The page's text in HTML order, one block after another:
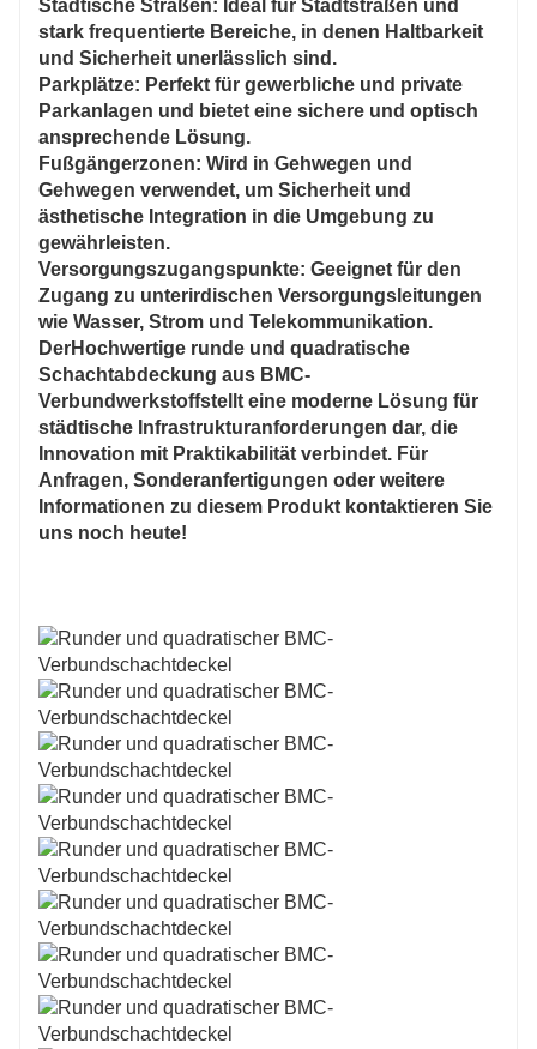
Städtische Straßen: Ideal für Stadtstraßen und
stark frequentierte Bereiche, in denen Haltbarkeit
und Sicherheit unerlässlich sind.
Parkplätze: Perfekt für gewerbliche und private
Parkanlagen und bietet eine sichere und optisch
ansprechende Lösung.
Fußgängerzonen: Wird in Gehwegen und
Gehwegen verwendet, um Sicherheit und
ästhetische Integration in die Umgebung zu
gewährleisten.
Versorgungszugangspunkte: Geeignet für den
Zugang zu unterirdischen Versorgungsleitungen
wie Wasser, Strom und Telekommunikation.
DerHochwertige runde und quadratische
Schachtabdeckung aus BMC-
Verbundwerkstoffstellt eine moderne Lösung für
städtische Infrastrukturanforderungen dar, die
Innovation mit Praktikabilität verbindet. Für
Anfragen, Sonderanfertigungen oder weitere
Informationen zu diesem Produkt kontaktieren Sie
uns noch heute!